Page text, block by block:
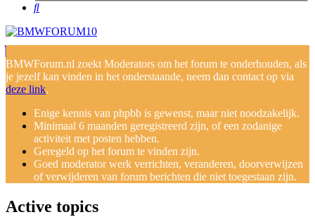
Search
BMWForum.nl zoekt Moderators om het forum te onderhouden, als
je jezelf kan vinden in het onderstaande, neem dan contact op via
deze link.
Enige kennis van phpbb is gewenst, maar niet noodzakelijk.
Minimaal 6 maanden geregistreerd zijn, of een zodanige
activiteit met posten hebben.
Geregeld op het forum te vinden zijn.
Goed moderator werk verrichten, veranderen, doorverwijzen
of verwijderen van forum berichten die niet toegestaan zijn.
Active topics